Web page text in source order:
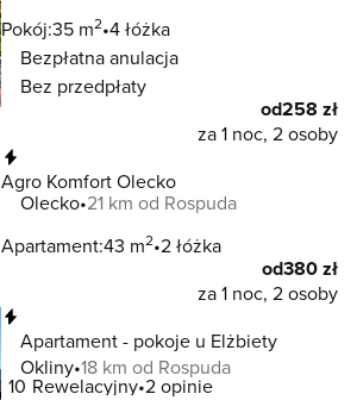
Pokój:35 m2 4 łóżka
Bezpłatna anulacja
Bez przedpłaty
od258 zł
za 1 noc, 2 osoby
Agro Komfort Olecko
Olecko 21 km od Rospuda
Apartament:43 m2 2 łóżka
od380 zł
za 1 noc, 2 osoby
Apartament - pokoje u Elżbiety
Okliny 18 km od Rospuda
10 Rewelacyjny 2 opinie